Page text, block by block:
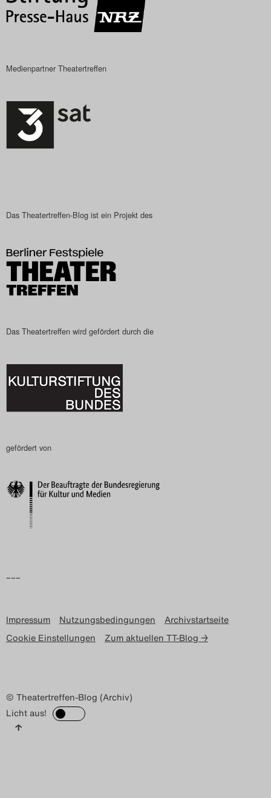
Medienpartner Theatertreffen
Das Theatertreffen-Blog ist ein Projekt des
Das Theatertreffen wird gefördert durch die
gefördert von
–––
Impressum Nutzungsbedingungen
Archivstartseite
Cookie Einstellungen
Zum aktuellen TT-Blog →
© Theatertreffen-Blog (Archiv)
Licht aus!
↑